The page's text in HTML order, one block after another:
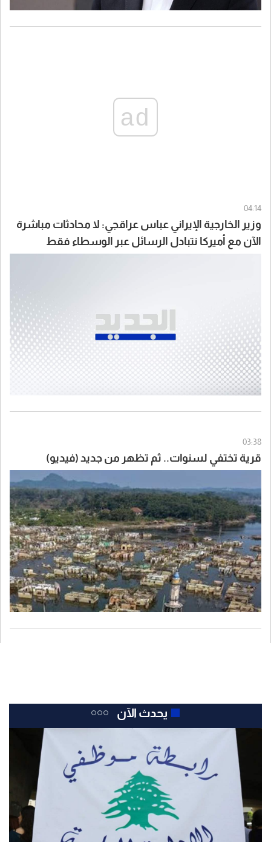
ad
04:14
وزير الخارجية الإيراني عباس عراقجي: لا محادثات مباشرة
الآن مع أميركا نتبادل الرسائل عبر الوسطاء فقط
03:38
قرية تختفي لسنوات.. ثم تظهر من جديد (فيديو)
يحدث الآن